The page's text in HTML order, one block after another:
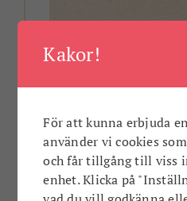
Har du en idé för
Kakor!
För att kunna erbjuda
använder vi cookies
och får tillgång till viss
enhet. Klicka på